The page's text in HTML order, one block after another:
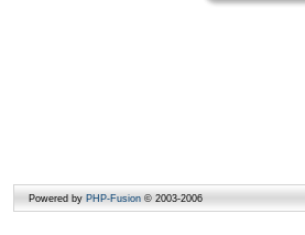
Powered by PHP-Fusion © 2003-2006